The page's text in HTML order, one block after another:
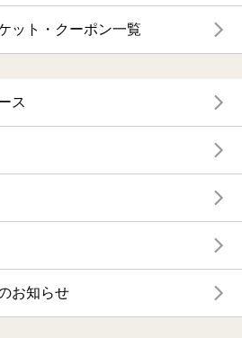
ット・クーポン一覧
ス
お知らせ